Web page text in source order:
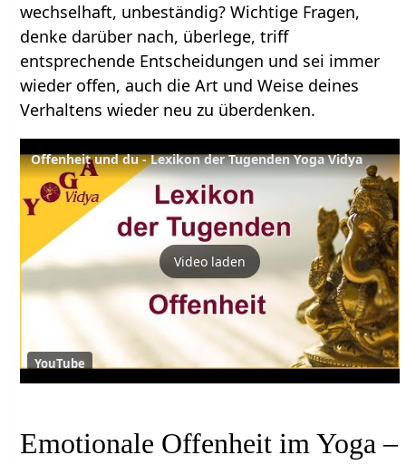
wechselhaft, unbeständig? Wichtige Fragen,
denke darüber nach, überlege, triff
entsprechende Entscheidungen und sei immer
wieder offen, auch die Art und Weise deines
Verhaltens wieder neu zu überdenken.
Offenheit und du - Lexikon der Tugenden Yoga Vidya
Video laden
YouTube
Emotionale Offenheit im Yoga –